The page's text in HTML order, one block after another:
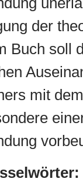
der
Buch soll
mit